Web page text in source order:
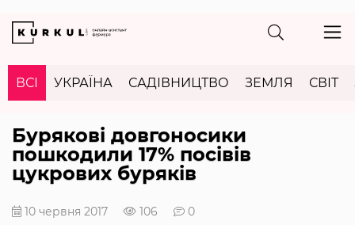
ВСІ УКРАЇНА САДІВНИЦТВО ЗЕМЛЯ СВІТ
Бурякові довгоносики
пошкодили 17% посівів
цукрових буряків
10 червня 2017 106 0